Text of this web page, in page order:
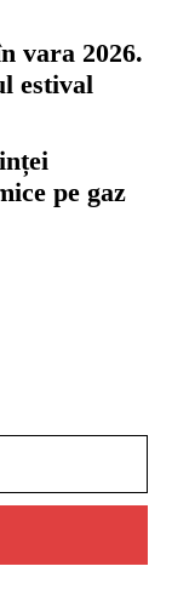
vara 2026.
estival
pe gaz